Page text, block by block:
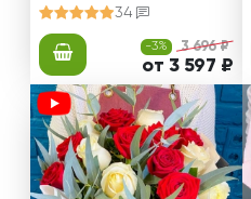
34
-3% 3 696 ₽
от 3 597 ₽